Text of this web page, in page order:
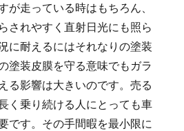
が走っている時はもちろん、
されやすく直射日光にも照ら
に耐えるにはそれなりの塗装
塗装皮膜を守る意味でもガラ
る影響は大きいのです。売る
く乗り続ける人にとっても車
です。その手間暇を最小限に